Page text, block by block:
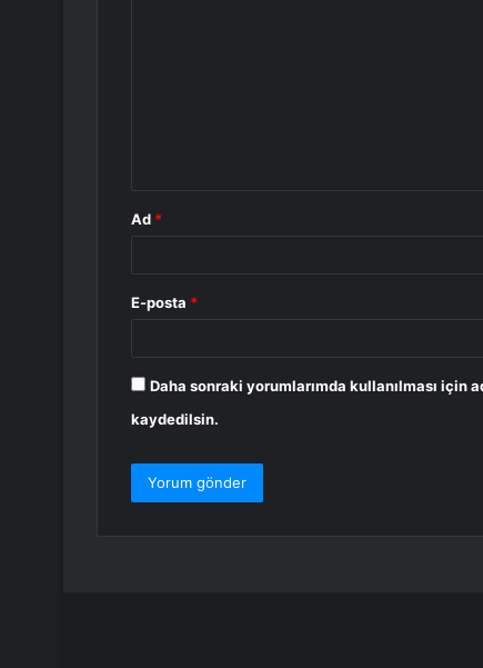
Ad *
E-posta *
Daha sonraki yorumlarımda kullanılması için
kaydedilsin.